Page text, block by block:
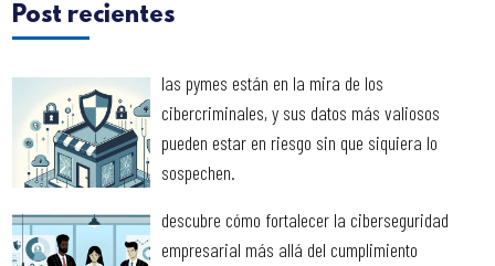
Post recientes
las pymes están en la mira de los
cibercriminales, y sus datos más valiosos
pueden estar en riesgo sin que siquiera lo
sospechen.
descubre cómo fortalecer la ciberseguridad
empresarial más allá del cumplimiento